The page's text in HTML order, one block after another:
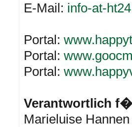
E-Mail: info-at-
Portal:
Portal:
Portal:
Verantwortlich
Marieluise Hannen